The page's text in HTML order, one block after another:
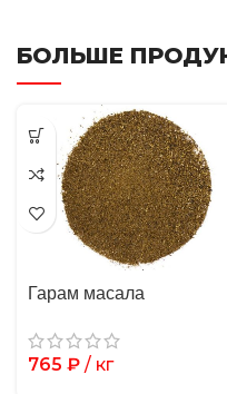
БОЛЬШЕ
Гарам масала
765 ₽ / кг